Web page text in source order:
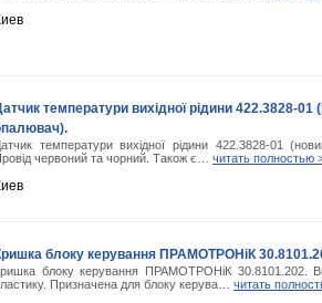
температури вихідної рідини 422.3828-01
температури вихідної рідини 422.3828-01
червоний та чорний. Також є… читать полностью
блоку керування ПРАМОТРОНіК
блоку керування ПРАМОТРОНіК 30.8101.202.
Призначена для блоку керува… читать